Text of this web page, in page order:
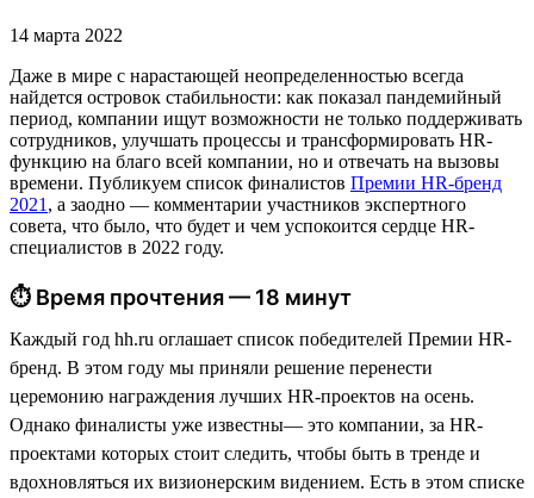
14 марта 2022
Даже в мире с нарастающей неопределенностью всегда
найдется островок стабильности: как показал пандемийный
период, компании ищут возможности не только поддерживать
сотрудников, улучшать процессы и трансформировать HR-
функцию на благо всей компании, но и отвечать на вызовы
времени. Публикуем список финалистов Премии HR-бренд
2021 , а заодно — комментарии участников экспертного
совета, что было, что будет и чем успокоится сердце HR-
специалистов в 2022 году.
⏱ Время прочтения — 18 минут
Каждый год hh.ru оглашает список победителей Премии HR-
бренд. В этом году мы приняли решение перенести
церемонию награждения лучших HR-проектов на осень.
Однако финалисты уже известны— это компании, за HR-
проектами которых стоит следить, чтобы быть в тренде и
вдохновляться их визионерским видением. Есть в этом списке